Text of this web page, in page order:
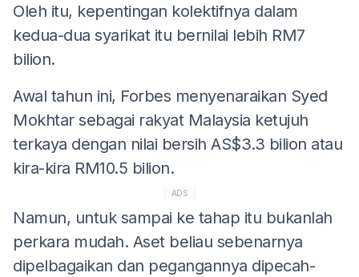
Oleh itu, kepentingan kolektifnya dalam
kedua-dua syarikat itu bernilai lebih RM7
bilion.
Awal tahun ini, Forbes menyenaraikan Syed
Mokhtar sebagai rakyat Malaysia ketujuh
terkaya dengan nilai bersih AS$3.3 bilion atau
kira-kira RM10.5 bilion.
ADS
Namun, untuk sampai ke tahap itu bukanlah
perkara mudah. Aset beliau sebenarnya
dipelbagaikan dan pegangannya dipecah-